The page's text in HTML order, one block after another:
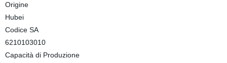
Origine
Hubei
Codice SA
6210103010
Capacità di Produzione